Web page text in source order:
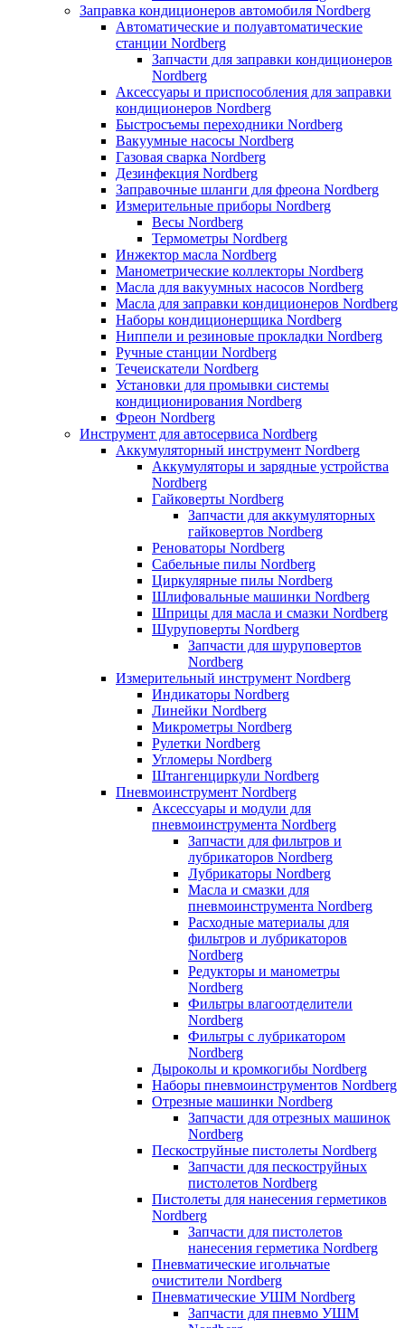
Заправка кондиционеров автомобиля Nordberg
Автоматические и полуавтоматические
станции Nordberg
Запчасти для заправки кондиционеров
Nordberg
Аксессуары и приспособления для заправки
кондиционеров Nordberg
Быстросъемы переходники Nordberg
Вакуумные насосы Nordberg
Газовая сварка Nordberg
Дезинфекция Nordberg
Заправочные шланги для фреона Nordberg
Измерительные приборы Nordberg
Весы Nordberg
Термометры Nordberg
Инжектор масла Nordberg
Манометрические коллекторы Nordberg
Масла для вакуумных насосов Nordberg
Масла для заправки кондиционеров Nordberg
Наборы кондиционерщика Nordberg
Ниппели и резиновые прокладки Nordberg
Ручные станции Nordberg
Течеискатели Nordberg
Установки для промывки системы
кондиционирования Nordberg
Фреон Nordberg
Инструмент для автосервиса Nordberg
Аккумуляторный инструмент Nordberg
Аккумуляторы и зарядные устройства
Nordberg
Гайковерты Nordberg
Запчасти для аккумуляторных
гайковертов Nordberg
Реноваторы Nordberg
Сабельные пилы Nordberg
Циркулярные пилы Nordberg
Шлифовальные машинки Nordberg
Шприцы для масла и смазки Nordberg
Шуруповерты Nordberg
Запчасти для шуруповертов
Nordberg
Измерительный инструмент Nordberg
Индикаторы Nordberg
Линейки Nordberg
Микрометры Nordberg
Рулетки Nordberg
Угломеры Nordberg
Штангенциркули Nordberg
Пневмоинструмент Nordberg
Аксессуары и модули для
пневмоинструмента Nordberg
Запчасти для фильтров и
лубрикаторов Nordberg
Лубрикаторы Nordberg
Масла и смазки для
пневмоинструмента Nordberg
Расходные материалы для
фильтров и лубрикаторов
Nordberg
Редукторы и манометры
Nordberg
Фильтры влагоотделители
Nordberg
Фильтры с лубрикатором
Nordberg
Дыроколы и кромкогибы Nordberg
Наборы пневмоинструментов Nordberg
Отрезные машинки Nordberg
Запчасти для отрезных машинок
Nordberg
Пескоструйные пистолеты Nordberg
Запчасти для пескоструйных
пистолетов Nordberg
Пистолеты для нанесения герметиков
Nordberg
Запчасти для пистолетов
нанесения герметика Nordberg
Пневматические игольчатые
очистители Nordberg
Пневматические УШМ Nordberg
Запчасти для пневмо УШМ